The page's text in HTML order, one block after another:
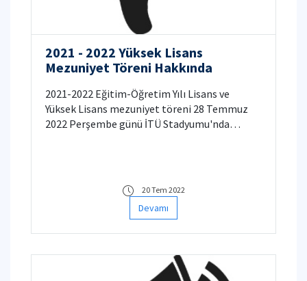
2021 - 2022 Yüksek Lisans
Mezuniyet Töreni Hakkında
2021-2022 Eğitim-Öğretim Yılı Lisans ve
Yüksek Lisans mezuniyet töreni 28 Temmuz
2022 Perşembe günü İTÜ Stadyumu'nda
20 Tem 2022
Devamı